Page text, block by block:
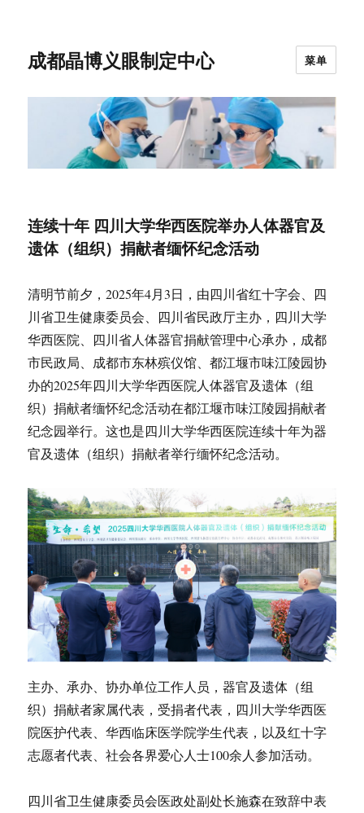
成都晶博义眼制定中心 菜单
连续十年 四川大学华西医院举办人体器官及
遗体（组织）捐献者缅怀纪念活动
清明节前夕，2025年4月3日，由四川省红十字会、四
川省卫生健康委员会、四川省民政厅主办，四川大学
华西医院、四川省人体器官捐献管理中心承办，成都
市民政局、成都市东林殡仪馆、都江堰市味江陵园协
办的2025年四川大学华西医院人体器官及遗体（组
织）捐献者缅怀纪念活动在都江堰市味江陵园捐献者
纪念园举行。这也是四川大学华西医院连续十年为器
官及遗体（组织）捐献者举行缅怀纪念活动。
主办、承办、协办单位工作人员，器官及遗体（组
织）捐献者家属代表，受捐者代表，四川大学华西医
院医护代表、华西临床医学院学生代表，以及红十字
志愿者代表、社会各界爱心人士100余人参加活动。
四川省卫生健康委员会医政处副处长施森在致辞中表